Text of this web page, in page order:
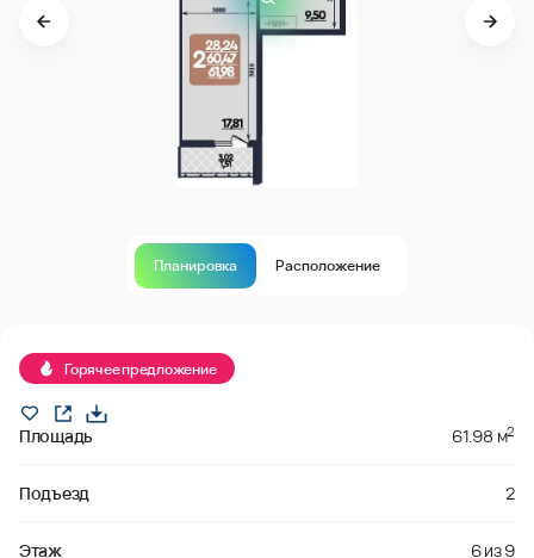
Планировка Расположение
Горячее предложение
Площадь 61.98 м2
Подъезд 2
Этаж 6из9